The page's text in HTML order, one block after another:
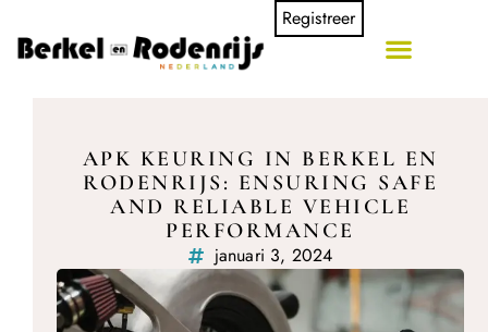
Registreer
APK KEURING IN BERKEL EN
RODENRIJS: ENSURING SAFE
AND RELIABLE VEHICLE
PERFORMANCE
januari 3, 2024